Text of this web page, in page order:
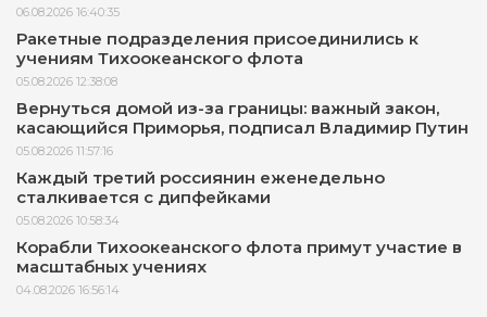
06.08.2026 16:40:35
Ракетные подразделения присоединились к
учениям Тихоокеанского флота
05.08.2026 12:38:08
Вернуться домой из-за границы: важный закон,
касающийся Приморья, подписал Владимир Путин
05.08.2026 11:57:16
Каждый третий россиянин еженедельно
сталкивается с дипфейками
05.08.2026 10:58:34
Корабли Тихоокеанского флота примут участие в
масштабных учениях
04.08.2026 16:56:14